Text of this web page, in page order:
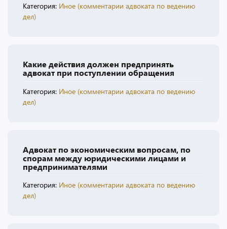
Категория: Иное (комментарии адвоката по ведению
дел)
Какие действия должен предпринять
адвокат при поступлении обращения
Категория: Иное (комментарии адвоката по ведению
дел)
Адвокат по экономическим вопросам, по
спорам между юридическими лицами и
предпринимателями
Категория: Иное (комментарии адвоката по ведению
дел)